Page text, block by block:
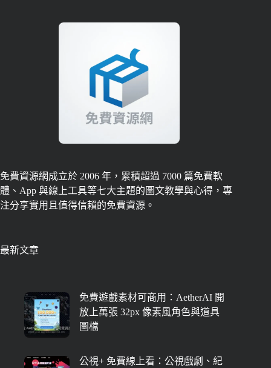
免費資源網成立於 2006 年，累積超過 7000 篇免費軟
體、App 與線上工具等七大主題的圖文教學與心得，專
注分享實用且值得信賴的免費資源。
最新文章
免費遊戲素材可商用：AetherAI 開
放上萬張 32px 像素風角色與道具
圖檔
公視+ 免費線上看：公視戲劇、紀